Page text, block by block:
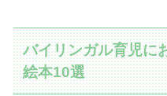
バイリンガル育児に
絵本10選